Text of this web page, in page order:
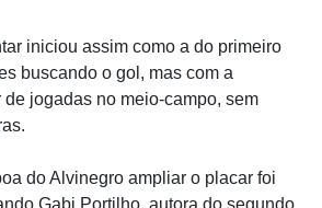
iniciou assim como a do primeiro
buscando o gol, mas com a
jogadas no meio-campo, sem
do Alvinegro ampliar o placar foi
Gabi Portilho, autora do segundo